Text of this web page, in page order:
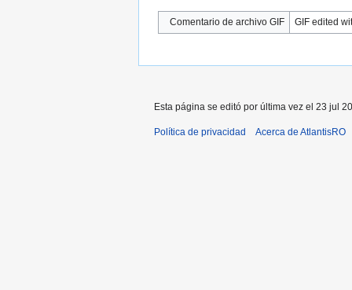
Comentario de archivo GIF GIF edited
Esta página se editó por última vez el 23 jul
Política de privacidad Acerca de AtlantisRO